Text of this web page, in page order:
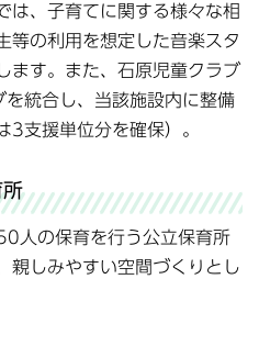
は、子育てに関する様々な相
等の利用を想定した音楽スタ
ます。また、石原児童クラブ
統合し、当該施設内に整備
3支援単位分を確保）。
人の保育を行う公立保育所
親しみやすい空間づくりとし